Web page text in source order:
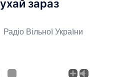
зараз
Радіо Вільної України